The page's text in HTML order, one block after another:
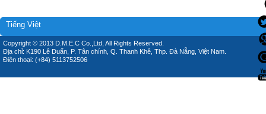
Tiếng Việt
Copyright © 2013 D.M.E.C Co.,Ltd, All Rights Reserved.
Địa chỉ: K190 Lê Duẩn, P. Tân chính, Q. Thanh Khê, Thp. Đà Nẵng, Việt Nam.
Điện thoại: (+84) 5113752506